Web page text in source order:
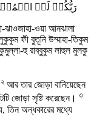
رَبُّکُمۡ لَہُ
ঝাওজাহা-ওয়া আনঝালা
ফী বুতূনি উম্মাহা-তিকুম
হু রাব্বুকুম লাহুল মুলকু
২ আর তার জোড়া বানিয়েছেন
জোড়া সৃষ্টি করেছেন। ৩
তিন অন্ধকারের মধ্যে